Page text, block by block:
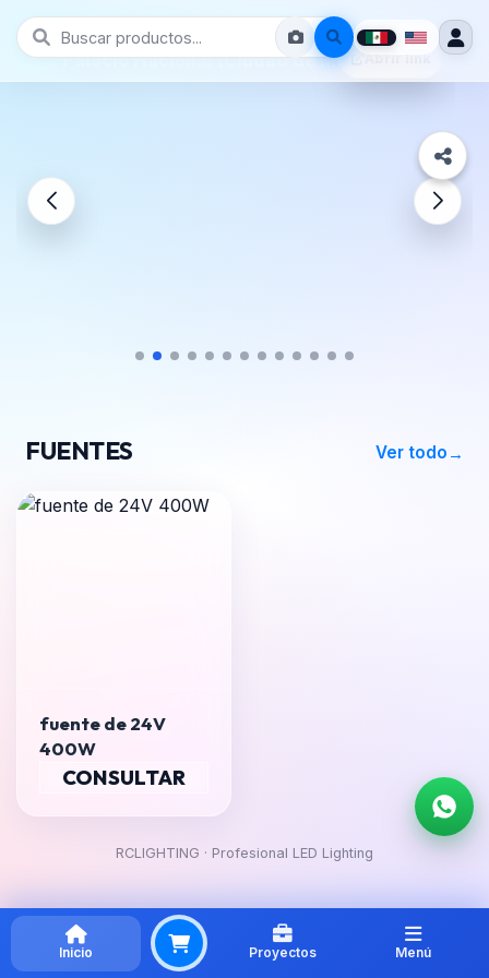
Inicio Proyectos Menú
Prive León Guanajuato
FUENTES Ver todo
fuente de 24V
400W
CONSULTAR
RCLIGHTING · Profesional LED Lighting